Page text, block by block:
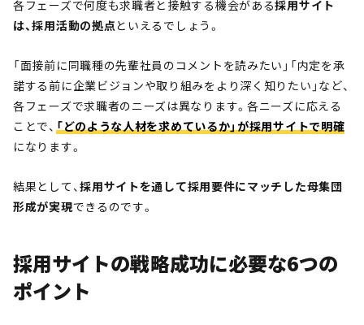
各フェーズで何度も求職者と接触する機会がある採用サイト
は、採用活動の拠点といえるでしょう。
「面接前に同職種の先輩社員のコメントを読みたい」「内定を承
諾する前に企業ビジョンや取り組みをより深く知りたい」など、
各フェーズで求職者のニーズは異なります。各ニーズに応える
ことで、 「どのような人材を求めているか」が採用サイトで明確
になります。
結果として、採用サイトを通して採用要件にマッチした母集団
形成が実現できるのです。
採用サイトの戦略成功に必要な6つの
ポイント